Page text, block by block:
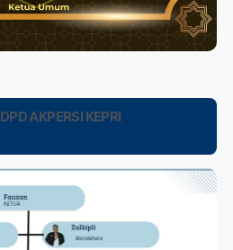
AKPERSI KEPRI